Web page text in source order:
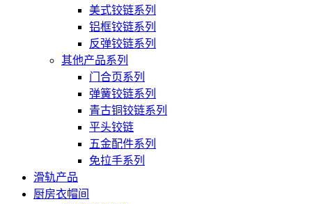
美式铰链系列
铝框铰链系列
反弹铰链系列
其他产品系列
门合页系列
弹簧铰链系列
青古铜铰链系列
平头铰链
五金配件系列
免拉手系列
滑轨产品
厨房衣帽间